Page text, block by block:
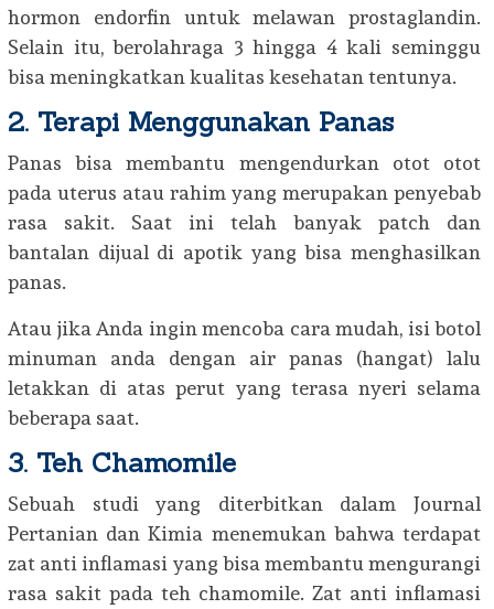
hormon endorfin untuk melawan prostaglandin.
Selain itu, berolahraga 3 hingga 4 kali seminggu
bisa meningkatkan kualitas kesehatan tentunya.
2. Terapi Menggunakan Panas
Panas bisa membantu mengendurkan otot otot
pada uterus atau rahim yang merupakan penyebab
rasa sakit. Saat ini telah banyak patch dan
bantalan dijual di apotik yang bisa menghasilkan
panas.
Atau jika Anda ingin mencoba cara mudah, isi botol
minuman anda dengan air panas (hangat) lalu
letakkan di atas perut yang terasa nyeri selama
beberapa saat.
3. Teh Chamomile
Sebuah studi yang diterbitkan dalam Journal
Pertanian dan Kimia menemukan bahwa terdapat
zat anti inflamasi yang bisa membantu mengurangi
rasa sakit pada teh chamomile. Zat anti inflamasi